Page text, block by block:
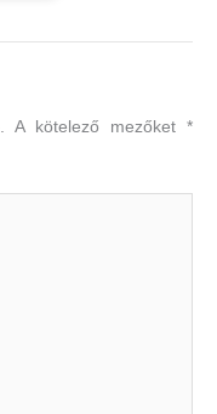
A kötelező mezőket*